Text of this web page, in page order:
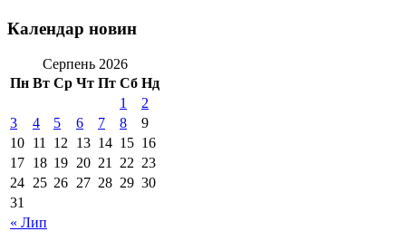
Календар новин
Серпень 2026
Пн Вт Ср Чт Пт Сб Нд
« Лип
1
2
3
4 5 6 7 8
9
10 11 12 13 14 15 16
17 18 19 20 21 22 23
24 25 26 27 28 29 30
31